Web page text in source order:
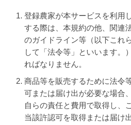
登録農家が本サービスを利用
する際は、本規約の他、関連
のガイドライン等（以下これ
して「法令等」といいます。
ればなりません。
商品等を販売するために法令
可または届け出が必要な場合
自らの責任と費用で取得し、
当該許認可を取得または届け